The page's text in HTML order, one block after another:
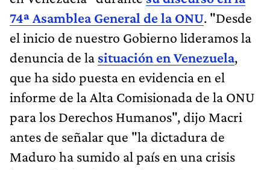
74ª Asamblea General de la ONU. "Desde
el inicio de nuestro Gobierno lideramos la
denuncia de la situación en Venezuela,
que ha sido puesta en evidencia en el
informe de la Alta Comisionada de la ONU
para los Derechos Humanos", dijo Macri
antes de señalar que "la dictadura de
Maduro ha sumido al país en una crisis